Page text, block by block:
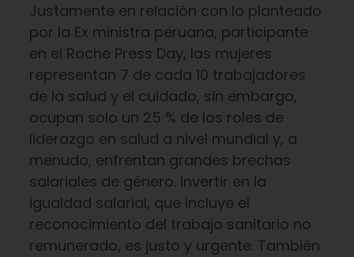
Justamente en relación con lo planteado
por la Ex ministra peruana, participante
en el Roche Press Day, las mujeres
representan 7 de cada 10 trabajadores
de la salud y el cuidado, sin embargo,
ocupan solo un 25 % de los roles de
liderazgo en salud a nivel mundial y, a
menudo, enfrentan grandes brechas
salariales de género. Invertir en la
igualdad salarial, que incluye el
reconocimiento del trabajo sanitario no
remunerado, es justo y urgente. También